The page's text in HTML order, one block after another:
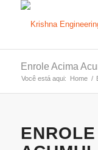
Enrole Acima
Você está aqui: Home /